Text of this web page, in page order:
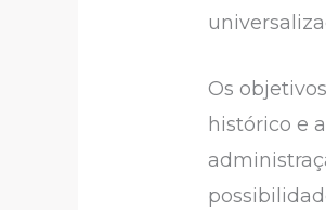
Os
histórico e